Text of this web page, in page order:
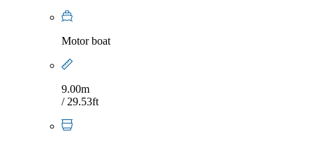
Motor boat
9.00m
/ 29.53ft